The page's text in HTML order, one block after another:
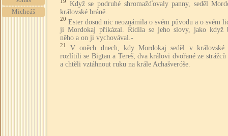
Micheáš
Když se podruhé shromažďovaly panny, seděl
královské bráně.
20 Ester dosud nic neoznámila o svém původu a o svém
jí Mordokaj přikázal. Řídila se jeho slovy, jako když
něho a on ji vychovával.-
21
V oněch dnech, kdy Mordokaj seděl v královské
rozlítili se Bigtan a Tereš, dva královi dvořané ze strážců
a chtěli vztáhnout ruku na krále Achašveróše.